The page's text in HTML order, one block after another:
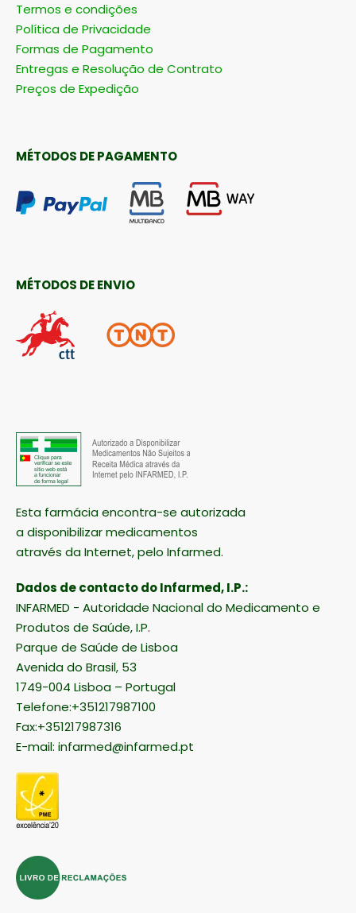
Termos e condições
Política de Privacidade
Formas de Pagamento
Entregas e Resolução de Contrato
Preços de Expedição
MÉTODOS DE PAGAMENTO
MÉTODOS DE ENVIO
Esta farmácia encontra-se autorizada
a disponibilizar medicamentos
através da Internet, pelo Infarmed.
Dados de contacto do Infarmed, I.P.:
INFARMED - Autoridade Nacional do Medicamento e
Produtos de Saúde, I.P.
Parque de Saúde de Lisboa
Avenida do Brasil, 53
1749-004 Lisboa – Portugal
Telefone:+351217987100
Fax:+351217987316
E-mail: infarmed@infarmed.pt